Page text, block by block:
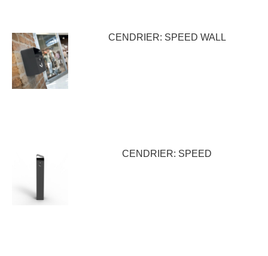
CENDRIER: SPEED WALL
CENDRIER: SPEED